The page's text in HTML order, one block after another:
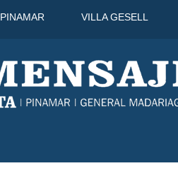
PINAMAR VILLA GESELL